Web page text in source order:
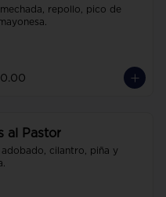
repollo, pico de
al Pastor
adobado, cilantro, piña y